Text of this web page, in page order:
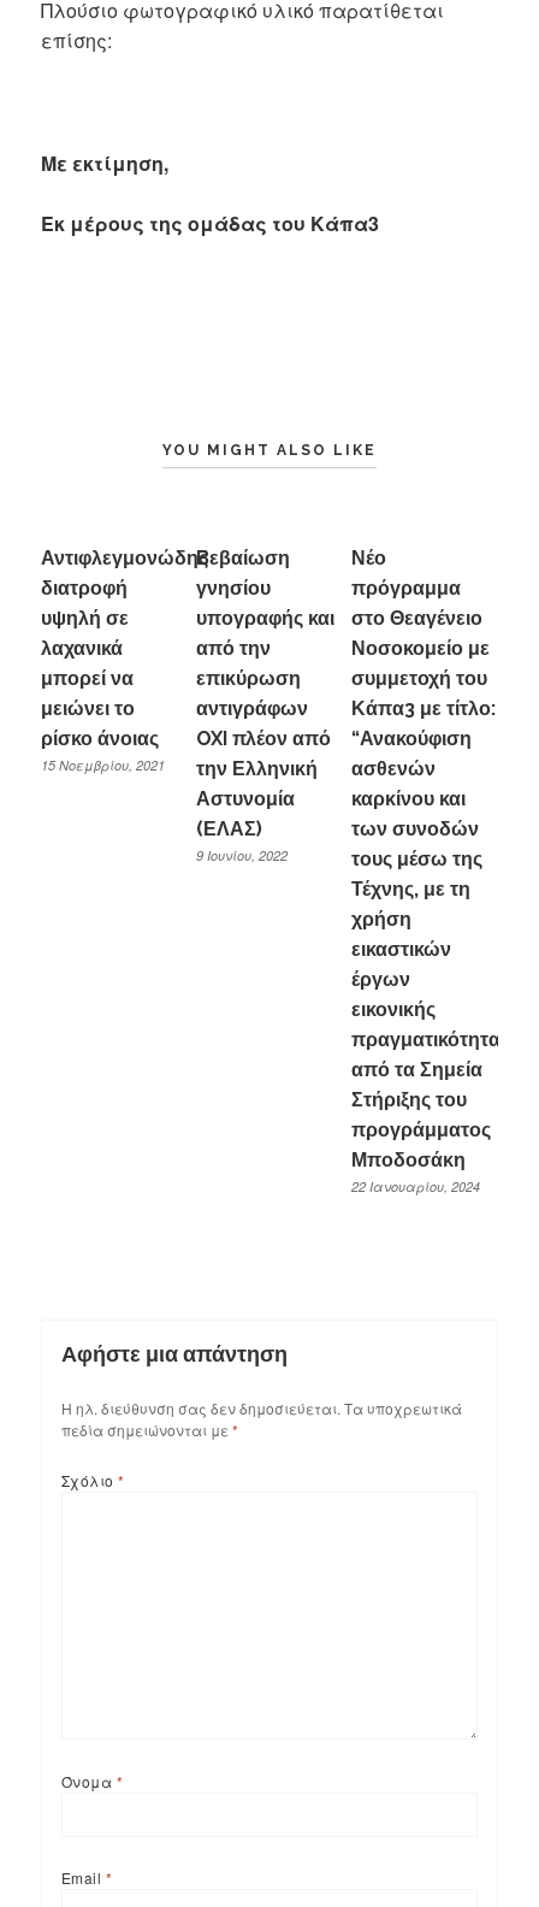
Πλούσιο φωτογραφικό υλικό παρατίθεται
επίσης:
Με εκτίμηση,
Εκ μέρους της ομάδας του Κάπα3
YOU MIGHT ALSO LIKE
Αντιφλεγμονώδης
διατροφή
υψηλή σε
λαχανικά
μπορεί να
μειώνει το
ρίσκο άνοιας
15 Νοεμβρίου, 2021
Bεβαίωση
γνησίου
υπογραφής και
από την
επικύρωση
αντιγράφων
OXI πλέον από
την Ελληνική
Αστυνομία
(ΕΛΑΣ)
9 Ιουνίου, 2022
Νέο
πρόγραμμα
στο Θεαγένειο
Νοσοκομείο με
συμμετοχή του
Κάπα3 με τίτλο:
“Ανακούφιση
ασθενών
καρκίνου και
των συνοδών
τους μέσω της
Τέχνης, με τη
χρήση
εικαστικών
έργων
εικονικής
πραγματικότητας”
από τα Σημεία
Στήριξης του
προγράμματος
Μποδοσάκη
22 Ιανουαρίου, 2024
Αφήστε μια απάντηση
Η ηλ. διεύθυνση σας δεν δημοσιεύεται. Τα υποχρεωτικά
πεδία σημειώνονται με *
Σχόλιο *
Όνομα *
Email *